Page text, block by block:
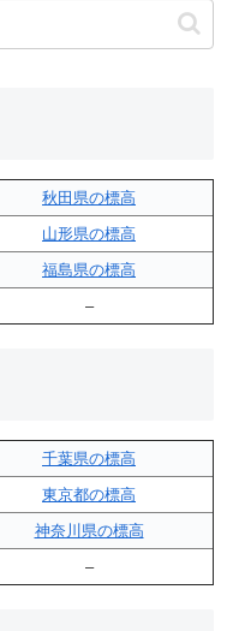
秋田県の標高
山形県の標高
福島県の標高
–
千葉県の標高
東京都の標高
神奈川県の標高
–